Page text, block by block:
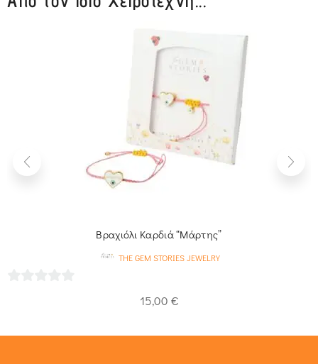
Βραχιόλι Καρδιά “Μάρτης”
THE GEM STORIES JEWELRY
15,00 €